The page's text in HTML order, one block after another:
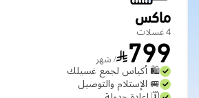
ماكس
4 غسلات
799 / شهر
🛍️ أكياس لجمع غسيلك
🚐 الإستلام والتوصيل